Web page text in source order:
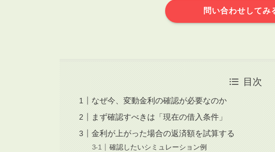
問い合わせしてみ
目次
なぜ今、変動金利の確認が必要なのか
まず確認すべきは「現在の借入条件」
金利が上がった場合の返済額を試算する
確認したいシミュレーション例